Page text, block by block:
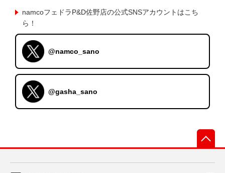
namcoフェドラP&D佐野店の公式SNSアカウントはこち
ら！
@namco_sano
@gasha_sano